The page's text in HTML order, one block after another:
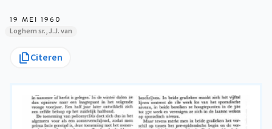
19 MEI 1960
Loghem sr., J.J. van
Citeren